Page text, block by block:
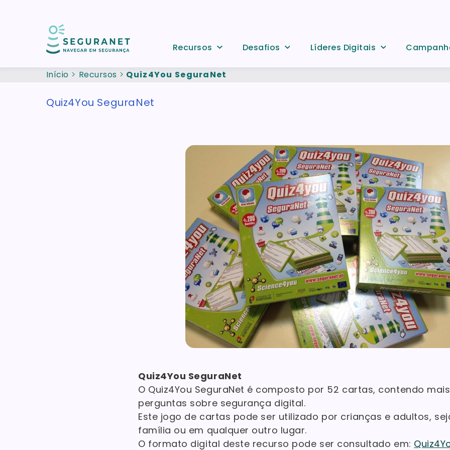
Recursos Desafios Líderes Digitais
Início Recursos Quiz4You SeguraNet
Quiz4You SeguraNet
Quiz4You SeguraNet
O Quiz4You SeguraNet é composto por 52 cartas, contendo
perguntas sobre segurança digital.
Este jogo de cartas pode ser utilizado por crianças e adultos,
família ou em qualquer outro lugar.
O formato digital deste recurso pode ser consultado em: